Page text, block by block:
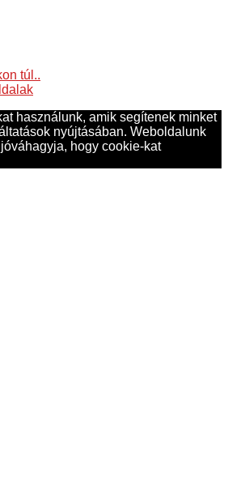
túl..
használunk, amik segítenek minket
nyújtásában. Weboldalunk
hogy cookie-kat